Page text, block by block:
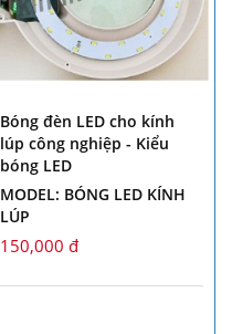
Bóng đèn LED cho kính
lúp công nghiệp - Kiểu
bóng LED
MODEL: BÓNG LED KÍNH
LÚP
150,000 đ